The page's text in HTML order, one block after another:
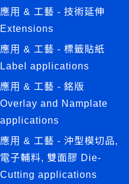
應用 & 工藝 - 技術延伸
Extensions
應用 & 工藝 - 標籤貼紙
Label applications
應用 & 工藝 - 銘版
Overlay and Namplate
applications
應用 & 工藝 - 沖型模切品,
電子輔料, 雙面膠 Die-
Cutting applications